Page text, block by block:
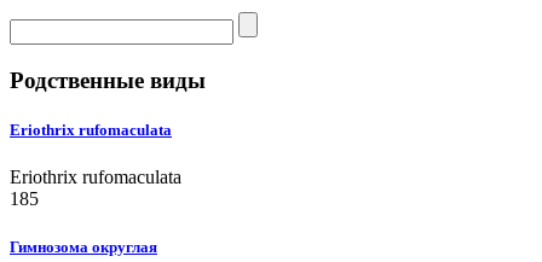
Родственные виды
Eriothrix rufomaculata
Eriothrix rufomaculata
185
Гимнозома округлая